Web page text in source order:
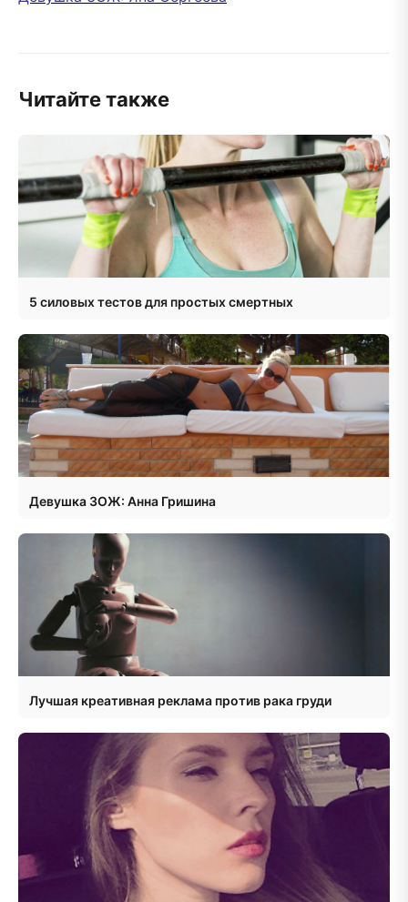
Читайте также
5 силовых тестов для простых смертных
Девушка ЗОЖ: Анна Гришина
Лучшая креативная реклама против рака груди